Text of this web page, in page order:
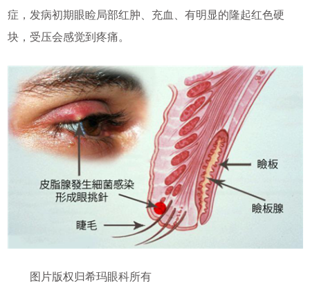
症，发病初期眼睑局部红肿、充血、有明显的隆起红色硬
块，受压会感觉到疼痛。
图片版权归希玛眼科所有